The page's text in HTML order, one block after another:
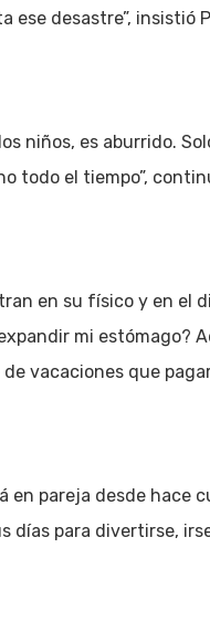
ese desastre”, insistió
niños, es aburrido.
todo el tiempo”,
en su físico y en el
mi estómago?
vacaciones que
en pareja desde hace
días para divertirse,